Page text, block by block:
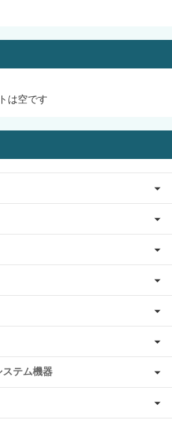
は空です
ステム機器